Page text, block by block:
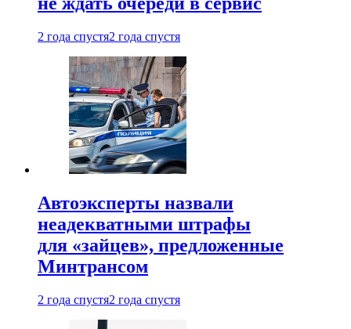
2 года спустя2 года спустя
Автоэксперты назвали
неадекватными штрафы
для «зайцев», предложенные
Минтрансом
2 года спустя2 года спустя